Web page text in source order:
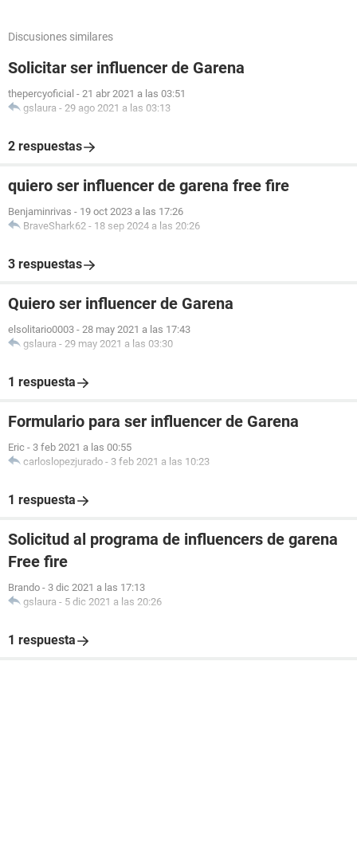
Discusiones similares
Solicitar ser influencer de Garena
thepercyoficial - 21 abr 2021 a las 03:51
gslaura - 29 ago 2021 a las 03:13
2 respuestas
quiero ser influencer de garena free fire
Benjaminrivas - 19 oct 2023 a las 17:26
BraveShark62 - 18 sep 2024 a las 20:26
3 respuestas
Quiero ser influencer de Garena
elsolitario0003 - 28 may 2021 a las 17:43
gslaura - 29 may 2021 a las 03:30
1 respuesta
Formulario para ser influencer de Garena
Eric - 3 feb 2021 a las 00:55
carloslopezjurado - 3 feb 2021 a las 10:23
1 respuesta
Solicitud al programa de influencers de garena
Free fire
Brando - 3 dic 2021 a las 17:13
gslaura - 5 dic 2021 a las 20:26
1 respuesta